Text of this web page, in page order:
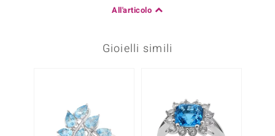
All'articolo
Gioielli simili